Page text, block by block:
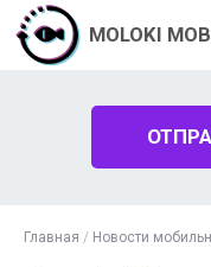
MOLOKI
Главная / Новости